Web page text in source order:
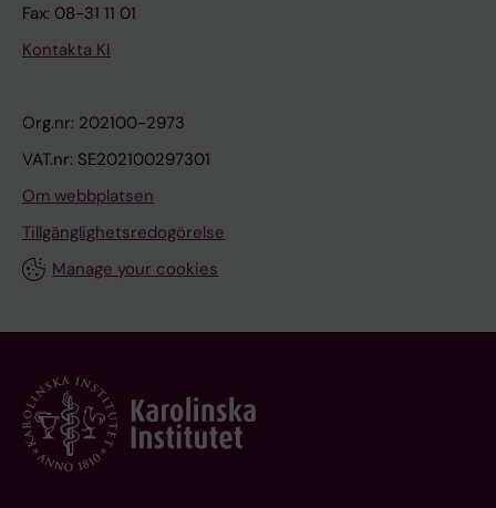
Fax: 08-31 11 01
Kontakta KI
Org.nr: 202100-2973
VAT.nr: SE202100297301
Om webbplatsen
Tillgänglighetsredogörelse
Manage your cookies